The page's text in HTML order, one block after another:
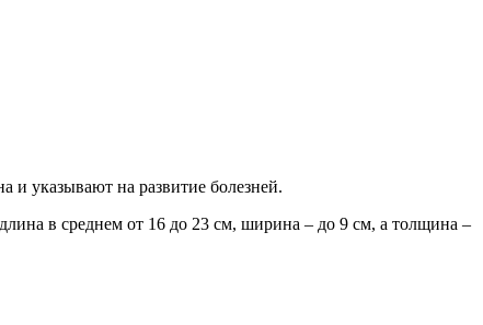
и указывают на развитие болезней.
в среднем от 16 до 23 см, ширина – до 9 см, а толщина –